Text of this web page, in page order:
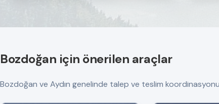
Bozdoğan için önerilen araçlar
Bozdoğan ve Aydın genelinde talep ve teslim